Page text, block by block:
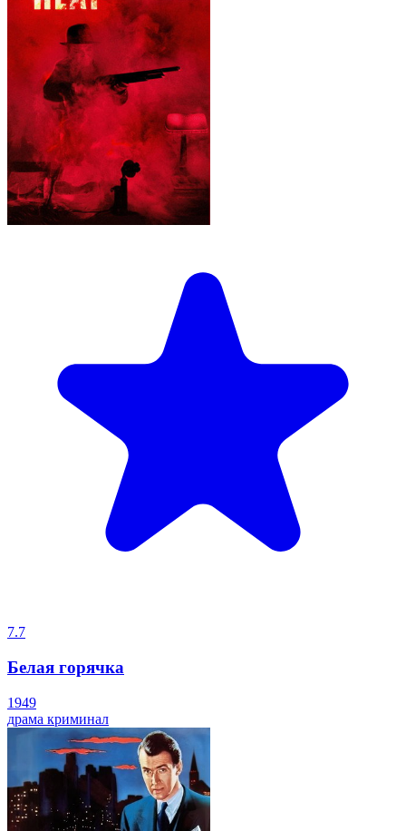
7.7
Белая горячка
1949
драма криминал